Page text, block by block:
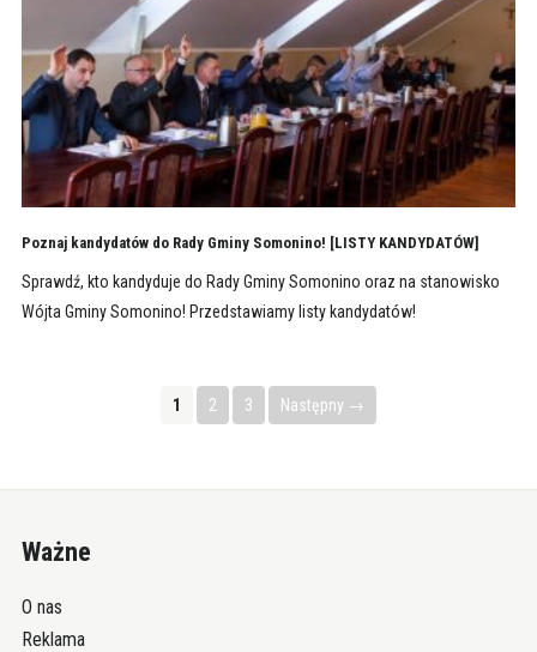
Poznaj kandydatów do Rady Gminy Somonino! [LISTY KANDYDATÓW]
Sprawdź, kto kandyduje do Rady Gminy Somonino oraz na stanowisko
Wójta Gminy Somonino! Przedstawiamy listy kandydatów!
1 2 3 Następny →
Ważne
O nas
Reklama